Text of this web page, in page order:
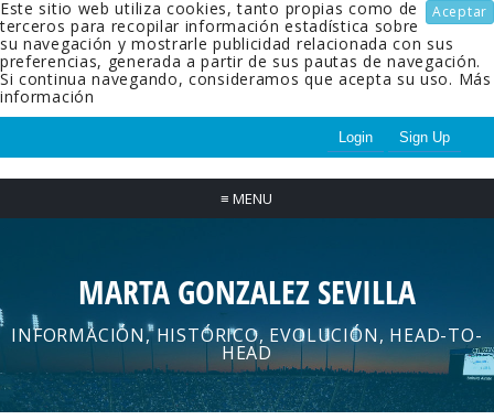
Aceptar
Este sitio web utiliza cookies, tanto propias como de
terceros para recopilar información estadística sobre
su navegación y mostrarle publicidad relacionada con sus
preferencias, generada a partir de sus pautas de navegación.
Si continua navegando, consideramos que acepta su uso. Más
información
Login Sign Up
≡ MENU
MARTA GONZALEZ SEVILLA
INFORMACIÓN, HISTÓRICO, EVOLUCIÓN, HEAD-TO-
HEAD